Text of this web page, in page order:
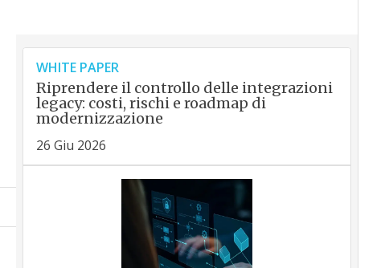
WHITE PAPER
Riprendere il controllo delle integrazioni
legacy: costi, rischi e roadmap di
modernizzazione
26 Giu 2026